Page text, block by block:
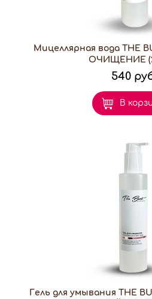
Мицеллярная вода THE
ОЧИЩЕНИЕ
540
В
Гель для умывания THE